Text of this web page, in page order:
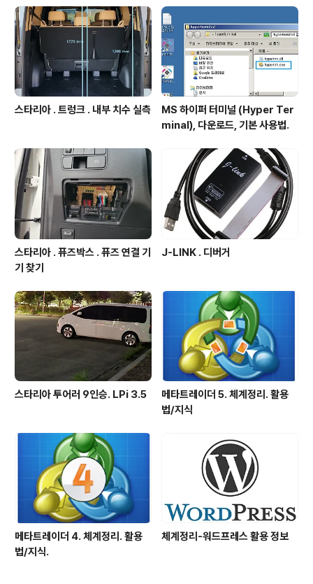
"웹페이지에 정보를 보이게 하는 처리"를 수행한다. 2.1의
글에서 "정보"란 워드프레스에서 작성된 post..
스타리아 . 트렁크 . 내부 치수 실측
MS 하이퍼 터미널 (Hyper Ter
minal), 다운로드, 기본 사용법.
스타리아 . 퓨즈박스 . 퓨즈 연결 기
기 찾기
J-LINK . 디버거
스타리아 투어러 9인승. LPi 3.5
메타트레이더 5. 체계정리. 활용
법/지식
메타트레이더 4. 체계정리. 활용
법/지식.
체계정리-워드프레스 활용 정보